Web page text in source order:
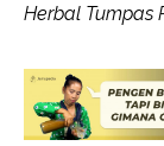
Herbal Tumpas